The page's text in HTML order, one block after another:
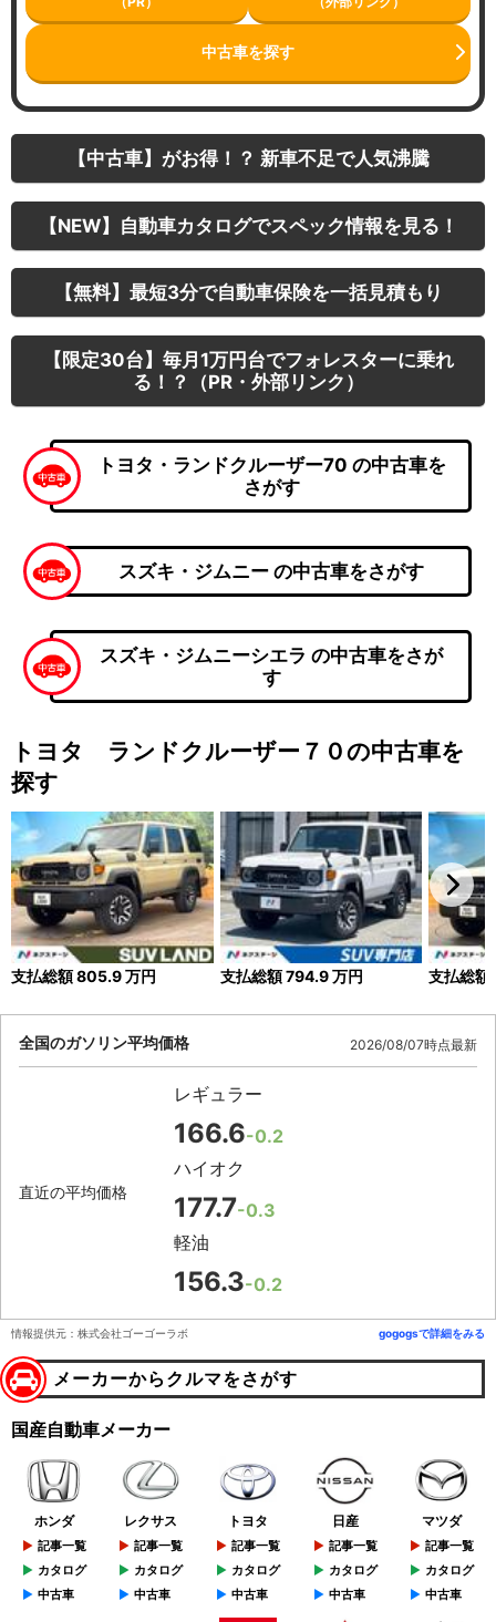
中古車を探す
【中古車】がお得！？ 新車不足で人気沸騰
【NEW】自動車カタログでスペック情報を見る！
【無料】最短3分で自動車保険を一括見積もり
【限定30台】毎月1万円台でフォレスターに乗れ
る！？（PR・外部リンク）
トヨタ・ランドクルーザー70 の中古車を
さがす
スズキ・ジムニー の中古車をさがす
スズキ・ジムニーシエラ の中古車をさが
す
トヨタ ランドクルーザー７０の中古車を
探す
支払総額805.9万円 支払総額794.9万円 支払総額
全国のガソリン平均価格 2026/08/07時点最新
直近の平均価格
レギュラー
166.6-0.2
ハイオク
177.7-0.3
軽油
156.3-0.2
情報提供元：株式会社ゴーゴーラボ gogogsで詳細をみる
メーカーからクルマをさがす
国産自動車メーカー
ホンダ
記事一覧
カタログ
中古車
レクサス
記事一覧
カタログ
中古車
トヨタ
記事一覧
カタログ
中古車
日産
記事一覧
カタログ
中古車
マツダ
記事一覧
カタログ
中古車